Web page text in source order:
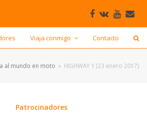
Facebook
VK
Viaja conmigo Contacto
al mundo en moto » HIGHWAY 1 (23 enero 2017)
Patrocinadores